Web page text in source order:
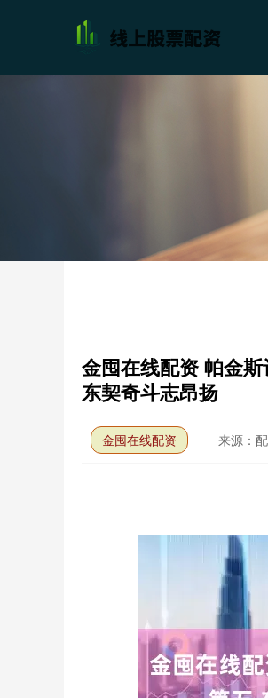
金囤在线配资 帕金
东契奇斗志昂扬
金囤在线配资 来源：